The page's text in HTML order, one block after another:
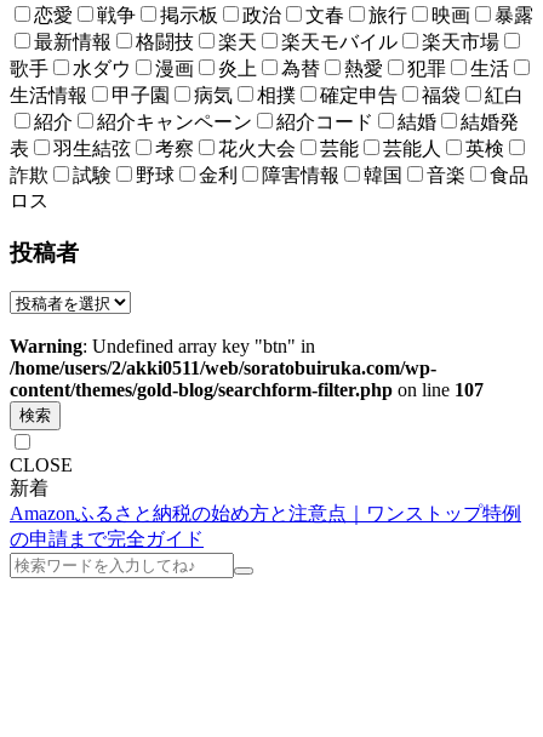
恋愛
戦争 掲示板 政治 文春 旅行 映画
暴露
最新情報
格闘技 楽天 楽天モバイル
楽天市場
歌手
水ダウ 漫画 炎上 為替 熱愛 犯罪
生活
生活情報
甲子園 病気 相撲 確定申告 福袋
紅白
紹介
紹介キャンペーン 紹介コード 結婚
結婚発
表
羽生結弦 考察 花火大会 芸能 芸能人
英検
詐欺
試験 野球 金利 障害情報 韓国 音楽
食品
ロス
投稿者
Warning: Undefined array key "btn" in
/home/users/2/akki0511/web/soratobuiruka.com/wp-
content/themes/gold-blog/searchform-filter.php on line 107
検索
CLOSE
新着
Amazonふるさと納税の始め方と注意点｜ワンストップ特例
の申請まで完全ガイド